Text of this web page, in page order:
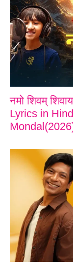
नमो शिवम्
Lyrics in